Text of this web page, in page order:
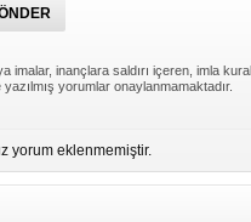
inançlara saldırı içeren, imla
yorumlar onaylanmamaktadır.
yorum eklenmemiştir.